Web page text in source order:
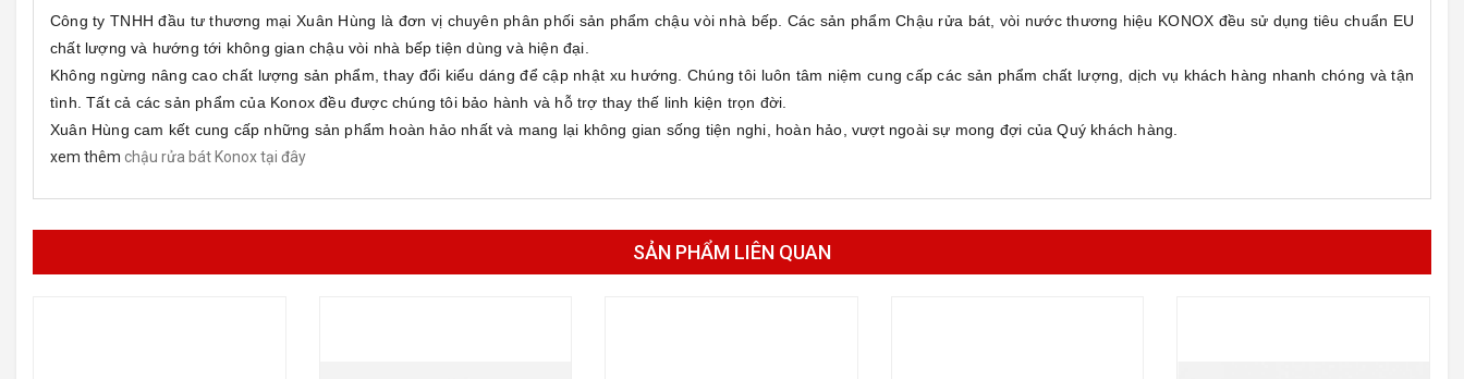
Công ty TNHH đầu tư thương mại Xuân Hùng là đơn vị chuyên phân phối sản phẩm chậu vòi nhà bếp. Các sản phẩm Chậu rửa bát, vòi nước thương hiệu KONOX đều sử dụng tiêu chuẩn EU
chất lượng và hướng tới không gian chậu vòi nhà bếp tiện dùng và hiện đại.
Không ngừng nâng cao chất lượng sản phẩm, thay đổi kiểu dáng để cập nhật xu hướng. Chúng tôi luôn tâm niệm cung cấp các sản phẩm chất lượng, dịch vụ khách hàng nhanh chóng và tận
tình. Tất cả các sản phẩm của Konox đều được chúng tôi bảo hành và hỗ trợ thay thế linh kiện trọn đời.
Xuân Hùng cam kết cung cấp những sản phẩm hoàn hảo nhất và mang lại không gian sống tiện nghi, hoàn hảo, vượt ngoài sự mong đợi của Quý khách hàng.
xem thêm chậu rửa bát Konox tại đây
SẢN PHẨM LIÊN QUAN